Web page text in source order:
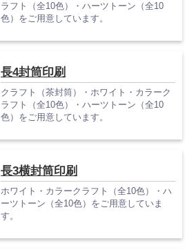
ラフト（全10色）・ハーツトーン（全10
色）をご用意しています。
長4封筒印刷
クラフト（茶封筒）・ホワイト・カラーク
ラフト（全10色）・ハーツトーン（全10
色）をご用意しています。
長3横封筒印刷
ホワイト・カラークラフト（全10色）・ハ
ーツトーン（全10色）をご用意していま
す。